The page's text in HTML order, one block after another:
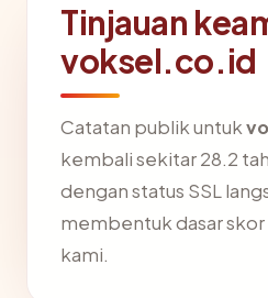
Tinjauan
voksel.co.id
Catatan publik untuk
kembali sekitar 28.2
dengan status SSL
membentuk dasar
kami.